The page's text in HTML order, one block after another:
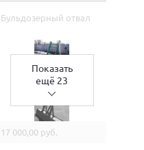
Бульдозерный отвал
Показать
ещё 23
17 000,00 руб.